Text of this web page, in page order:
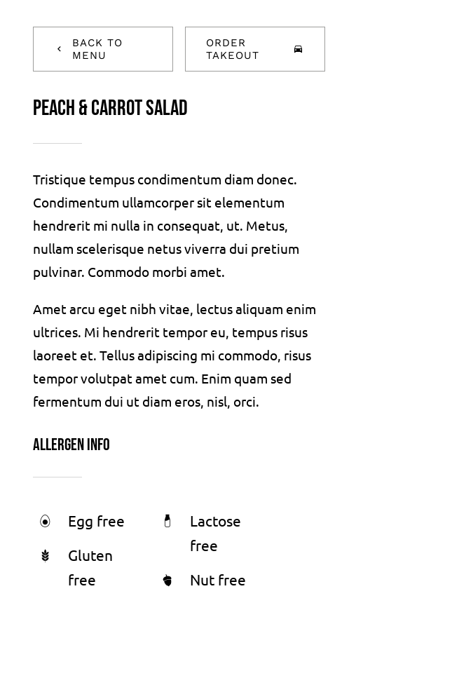
BACK TO
MENU
ORDER
TAKEOUT
Peach & carrot salad
Tristique tempus condimentum diam donec.
Condimentum ullamcorper sit elementum
hendrerit mi nulla in consequat, ut. Metus,
nullam scelerisque netus viverra dui pretium
pulvinar. Commodo morbi amet.
Amet arcu eget nibh vitae, lectus aliquam enim
ultrices. Mi hendrerit tempor eu, tempus risus
laoreet et. Tellus adipiscing mi commodo, risus
tempor volutpat amet cum. Enim quam sed
fermentum dui ut diam eros, nisl, orci.
Allergen Info
Egg free
Gluten
free
Lactose
free
Nut free